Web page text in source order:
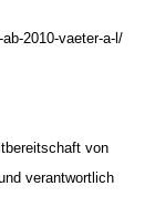
2010-vaeter-a-l/
von
verantwortlich